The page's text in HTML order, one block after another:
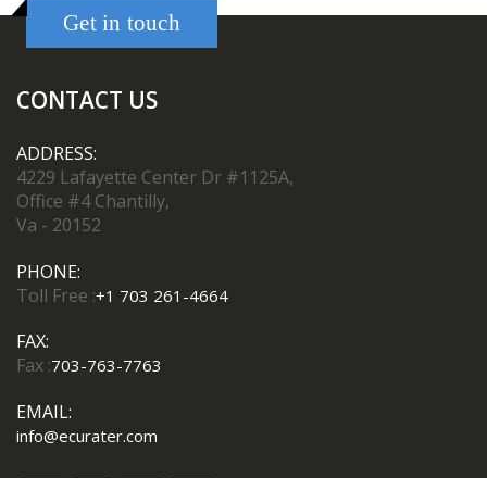
Get in touch
CONTACT US
ADDRESS:
4229 Lafayette Center Dr #1125A,
Office #4 Chantilly,
Va - 20152
PHONE:
Toll Free :+1 703 261-4664
FAX:
Fax :703-763-7763
EMAIL:
info@ecurater.com